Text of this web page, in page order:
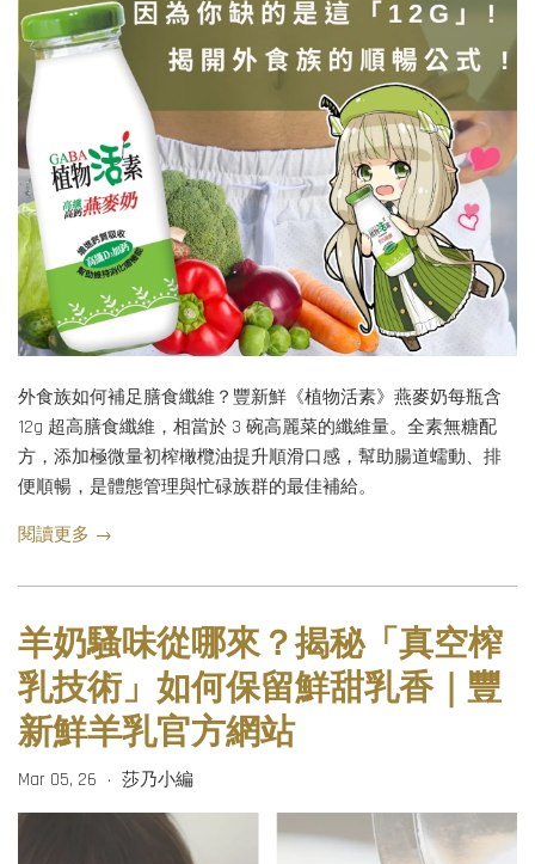
外食族如何補足膳食纖維？豐新鮮《植物活素》燕麥奶每瓶含
12g 超高膳食纖維，相當於 3 碗高麗菜的纖維量。全素無糖配
方，添加極微量初榨橄欖油提升順滑口感，幫助腸道蠕動、排
便順暢，是體態管理與忙碌族群的最佳補給。
閱讀更多 →
羊奶騷味從哪來？揭秘「真空榨
乳技術」如何保留鮮甜乳香｜豐
新鮮羊乳官方網站
Mar 05, 26 • 莎乃小編